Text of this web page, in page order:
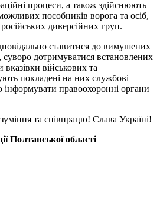
процеси, а також здійснюють
пособників ворога та осіб,
диверсійних груп.
ставитися до вимушених
дотримуватися встановлених
військових та
покладені на них службові
інформувати правоохоронні органи
та співпрацю! Слава Україні!
Полтавської області